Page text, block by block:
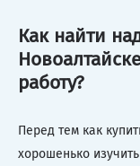
Как найти
работу?
Перед тем как
хорошенько